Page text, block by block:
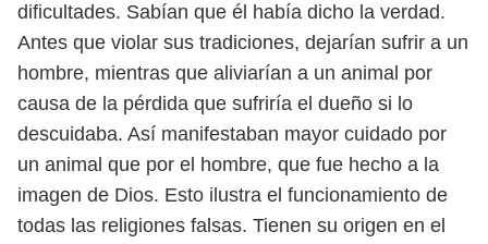
dificultades. Sabían que él había dicho la verdad.
Antes que violar sus tradiciones, dejarían sufrir a un
hombre, mientras que aliviarían a un animal por
causa de la pérdida que sufriría el dueño si lo
descuidaba. Así manifestaban mayor cuidado por
un animal que por el hombre, que fue hecho a la
imagen de Dios. Esto ilustra el funcionamiento de
todas las religiones falsas. Tienen su origen en el